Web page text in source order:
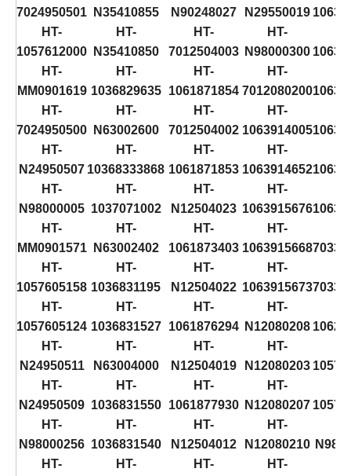
7024950501
N35410855
N90248027
N29550019
HT-
1057612000
HT-
N35410850
HT-
7012504003
HT-
N98000300
HT-
MM0901619
HT-
1036829635
HT-
1061871854
HT-
7012080200
HT-
7024950500
HT-
N63002600
HT-
7012504002
HT-
1063914005
HT-
N24950507
HT-
10368333868
HT-
1061871853
HT-
1063914652
HT-
N98000005
HT-
1037071002
HT-
N12504023
HT-
1063915676
HT-
MM0901571
HT-
N63002402
HT-
1061873403
HT-
1063915668
HT-
1057605158
HT-
1036831195
HT-
N12504022
HT-
1063915673
HT-
1057605124
HT-
1036831527
HT-
1061876294
HT-
N12080208
HT-
N24950511
HT-
N63004000
HT-
N12504019
HT-
N12080203
HT-
N24950509
HT-
1036831550
HT-
1061877930
HT-
N12080207
HT-
N98000256
HT-
1036831540
HT-
N12504012
HT-
N12080210
HT-
HT-
HT-
HT-